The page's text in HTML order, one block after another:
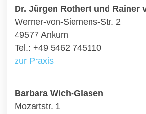
Dr. Jürgen Rothert und Rainer
Werner-von-Siemens-Str. 2
49577 Ankum
Tel.: +49 5462 745110
zur Praxis
Barbara Wich-Glasen
Mozartstr. 1